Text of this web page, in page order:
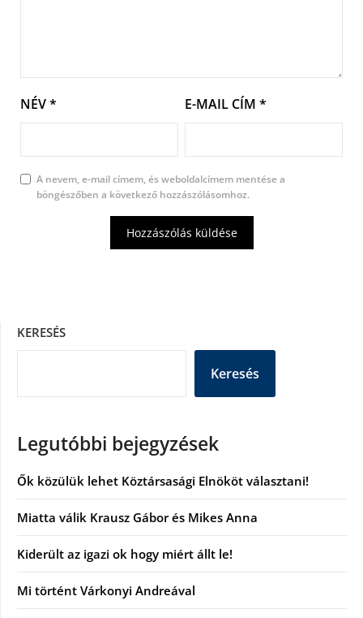
NÉV* E-MAIL CÍM *
A nevem, e-mail címem, és weboldalcímem mentése a
böngészőben a következő hozzászólásomhoz.
KERESÉS
Keresés
Legutóbbi bejegyzések
Ők közülük lehet Köztársasági Elnököt választani!
Miatta válik Krausz Gábor és Mikes Anna
Kiderült az igazi ok hogy miért állt le!
Mi történt Várkonyi Andreával